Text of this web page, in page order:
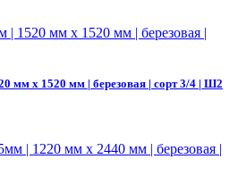
мм х 1520 мм | березовая | сорт 3/4 | Ш2